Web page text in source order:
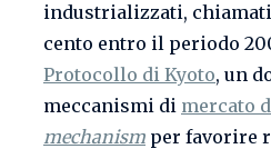
industrializzati,
cento entro il periodo
Protocollo di Kyoto, un
meccanismi di mercato
mechanism per favorire